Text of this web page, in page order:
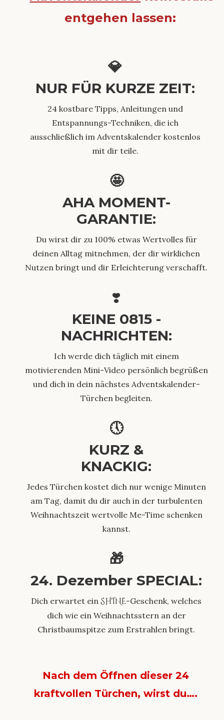
entgehen lassen:
💎
NUR FÜR KURZE ZEIT:
24 kostbare Tipps, Anleitungen und
Entspannungs-Techniken, die ich
ausschließlich im Adventskalender kostenlos
mit dir teile.
🤩
AHA MOMENT-
GARANTIE:
Du wirst dir zu 100% etwas Wertvolles für
deinen Alltag mitnehmen, der dir wirklichen
Nutzen bringt und dir Erleichterung verschafft.
❣️
KEINE 0815 -
NACHRICHTEN:
Ich werde dich täglich mit einem
motivierenden Mini-Video persönlich begrüßen
und dich in dein nächstes Adventskalender-
Türchen begleiten.
🕔
KURZ &
KNACKIG:
Jedes Türchen kostet dich nur wenige Minuten
am Tag, damit du dir auch in der turbulenten
Weihnachtszeit wertvolle Me-Time schenken
kannst.
🎁
24. Dezember SPECIAL:
Dich erwartet ein SHINE-Geschenk, welches
dich wie ein Weihnachtsstern an der
Christbaumspitze zum Erstrahlen bringt.
Nach dem Öffnen dieser 24
kraftvollen Türchen, wirst du….